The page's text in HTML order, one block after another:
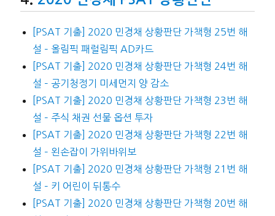
[PSAT 기출] 2020 민경채 상황판단 가책형 25번 해
설 – 올림픽 패럴림픽 AD카드
[PSAT 기출] 2020 민경채 상황판단 가책형 24번 해
설 – 공기청정기 미세먼지 양 감소
[PSAT 기출] 2020 민경채 상황판단 가책형 23번 해
설 – 주식 채권 선물 옵션 투자
[PSAT 기출] 2020 민경채 상황판단 가책형 22번 해
설 – 왼손잡이 가위바위보
[PSAT 기출] 2020 민경채 상황판단 가책형 21번 해
설 – 키 어린이 뒤통수
[PSAT 기출] 2020 민경채 상황판단 가책형 20번 해